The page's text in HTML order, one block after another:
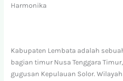
Harmonika
Kabupaten Lembata adalah
bagian timur Nusa Tenggara
gugusan Kepulauan Solor.